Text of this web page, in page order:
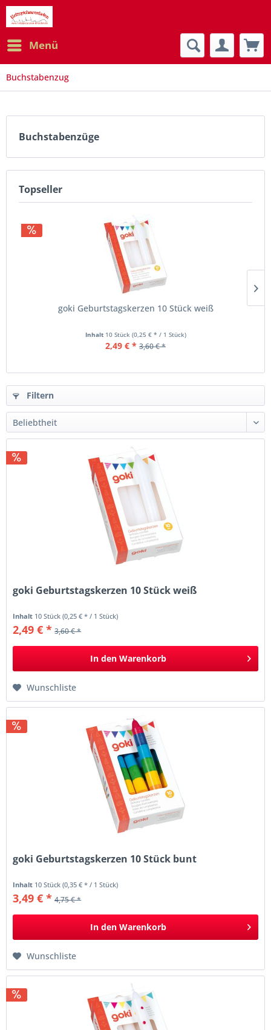
Menü
Buchstabenzug
Buchstabenzüge
Topseller
goki Geburtstagskerzen 10 Stück weiß
Inhalt 10 Stück (0,25 € * / 1 Stück)
2,49 € * 3,60 € *
Filtern
goki Geburtstagskerzen 10 Stück weiß
Inhalt 10 Stück(0,25 € * / 1 Stück)
2,49 € * 3,60 € *
In den Warenkorb
Wunschliste
goki Geburtstagskerzen 10 Stück bunt
Inhalt 10 Stück(0,35 € * / 1 Stück)
3,49 € * 4,75 € *
In den Warenkorb
Wunschliste